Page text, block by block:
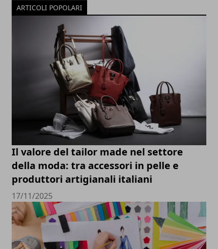
ARTICOLI POPOLARI
Il valore del tailor made nel settore
della moda: tra accessori in pelle e
produttori artigianali italiani
17/11/2025